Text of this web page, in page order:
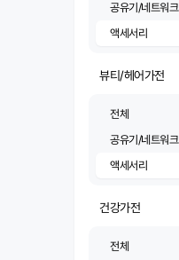
공유기/네트워크
액세서리
뷰티/헤어가전
전체
공유기/네트워크
액세서리
건강가전
전체